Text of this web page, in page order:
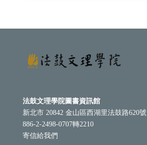
法鼓文理學院圖書資訊館
新北市 20842 金山區西湖里法鼓路620號
886-2-2498-0707轉2210
寄信給我們